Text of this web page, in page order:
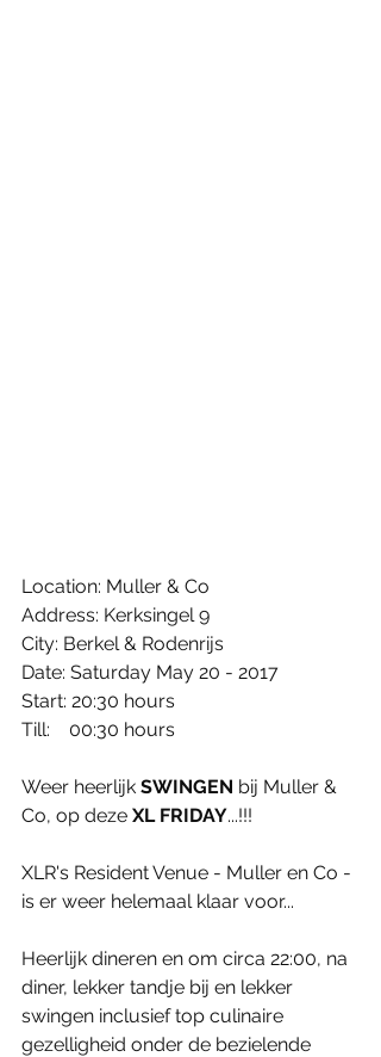
Location: Muller & Co
Address: Kerksingel 9
City: Berkel & Rodenrijs
Date: Saturday May 20 - 2017
Start: 20:30 hours
Till:    00:30 hours
Weer heerlijk SWINGEN bij Muller &
Co, op deze XL FRIDAY...!!!
XLR's Resident Venue - Muller en Co -
is er weer helemaal klaar voor...
Heerlijk dineren en om circa 22:00, na
diner, lekker tandje bij en lekker
swingen inclusief top culinaire
gezelligheid onder de bezielende